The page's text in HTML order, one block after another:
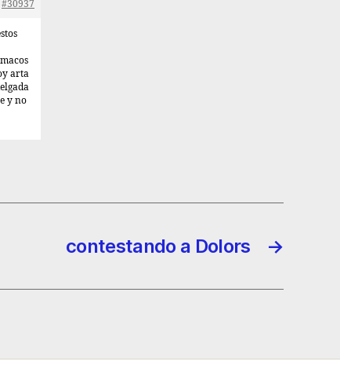
#30937
arta
y no
→
contestando a Dolors